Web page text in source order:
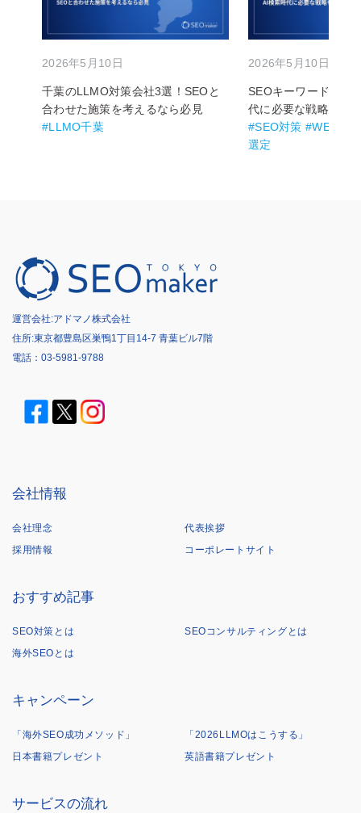
2026年5月10日
千葉のLLMO対策会社3選！SEOと
合わせた施策を考えるなら必見
#LLMO千葉
2026年5月10日
SEOキーワードの選
代に必要な戦略も解
#SEO対策 #WEB集
選定
運営会社:アドマノ株式会社
住所:東京都豊島区巣鴨1丁目14-7 青葉ビル7階
電話： 03-5981-9788
会社情報
会社理念
代表挨拶
採用情報
コーポレートサイト
おすすめ記事
SEO対策とは
SEOコンサルティングとは
海外SEOとは
キャンペーン
「海外SEO成功メソッド」
「2026LLMOはこうする」
日本書籍プレゼント
英語書籍プレゼント
サービスの流れ